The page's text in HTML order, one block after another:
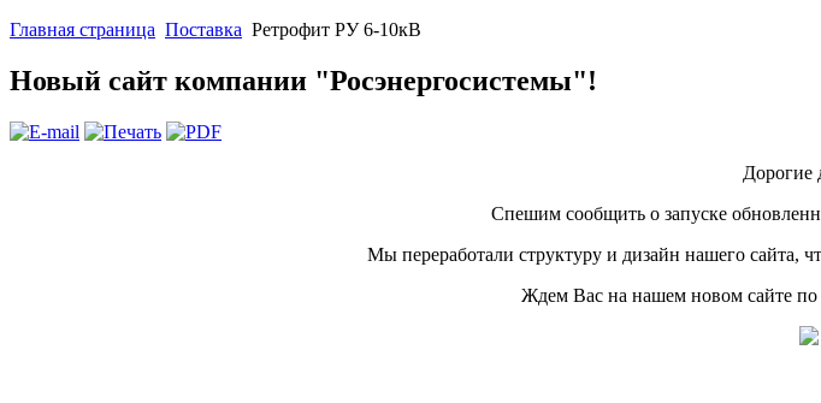
Главная страница Поставка Ретрофит РУ 6-10кВ
Новый сайт компании "Росэнергосистемы"!
Дорогие
Спешим сообщить о запуске
Мы переработали структуру и дизайн нашего сайта,
Ждем Вас на нашем новом сайте по